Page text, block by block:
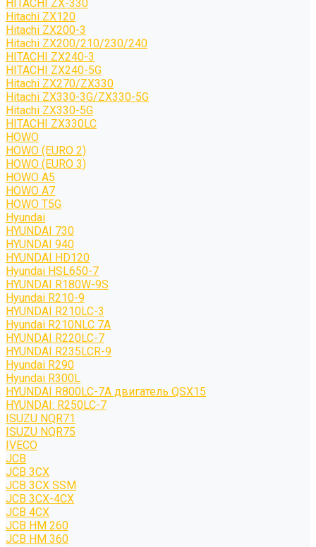
HITACHI ZX-330
Hitachi ZX120
Hitachi ZX200-3
Hitachi ZX200/210/230/240
HITACHI ZX240-3
HITACHI ZX240-5G
Hitachi ZX270/ZX330
Hitachi ZX330-3G/ZX330-5G
Hitachi ZX330-5G
HITACHI ZX330LC
HOWO
HOWO (EURO 2)
HOWO (EURO 3)
HOWO A5
HOWO A7
HOWO T5G
Hyundai
HYUNDAI 730
HYUNDAI 940
HYUNDAI HD120
Hyundai HSL650-7
HYUNDAI R180W-9S
Hyundai R210-9
HYUNDAI R210LC-3
Hyundai R210NLC 7A
HYUNDAI R220LC-7
HYUNDAI R235LCR-9
Hyundai R290
Hyundai R300L
HYUNDAI R800LC-7A двигатель QSX15
HYUNDAI: R250LC-7
ISUZU NQR71
ISUZU NQR75
IVECO
JCB
JCB 3CX
JCB 3CX SSM
JCB 3CX-4CX
JCB 4CX
JCB HM 260
JCB HM 360